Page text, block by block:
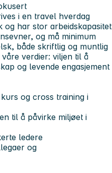
i en travel hverdag
og har stor arbeidskapasitet
og må minimum
både skriftlig og muntlig
våre verdier: viljen til å
og levende engasjement
og cross training i
til å påvirke miljøet i
ledere
og